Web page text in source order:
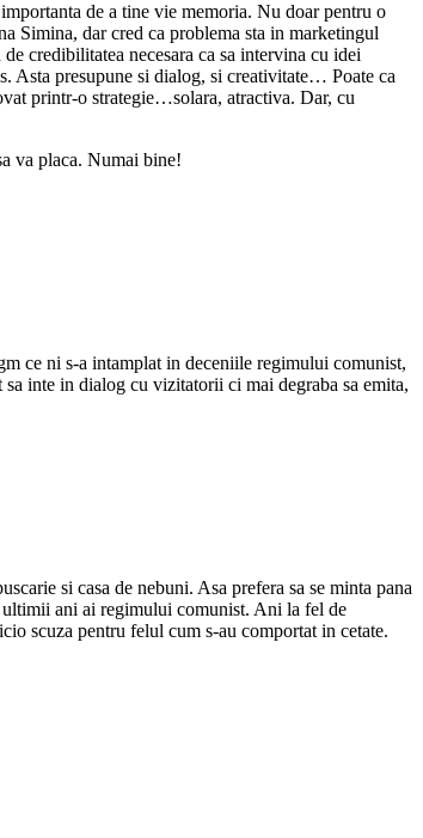
de a tine vie memoria. Nu doar pentru o
Simina, dar cred ca problema sta in marketingul
credibilitatea necesara ca sa intervina cu idei
Asta presupune si dialog, si creativitate… Poate ca
printr-o strategie…solara, atractiva. Dar, cu
va placa. Numai bine!
ce ni s-a intamplat in deceniile regimului comunist,
inte in dialog cu vizitatorii ci mai degraba sa emita,
si casa de nebuni. Asa prefera sa se minta pana
ani ai regimului comunist. Ani la fel de
scuza pentru felul cum s-au comportat in cetate.